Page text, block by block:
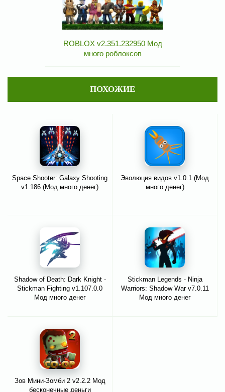
ROBLOX v2.351.232950 Мод
много роблоксов
ПОХОЖИЕ
Space Shooter: Galaxy Shooting
v1.186 (Мод много денег)
Эволюция видов v1.0.1 (Мод
много денег)
Shadow of Death: Dark Knight -
Stickman Fighting v1.107.0.0
Мод много денег
Stickman Legends - Ninja
Warriors: Shadow War v7.0.11
Мод много денег
Зов Мини-Зомби 2 v2.2.2 Мод
бесконечные деньги